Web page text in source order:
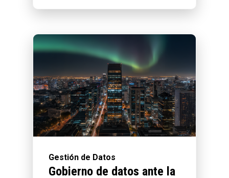
Gestión de Datos
Gobierno de datos ante la